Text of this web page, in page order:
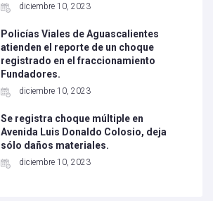
diciembre 10, 2023
Policías Viales de Aguascalientes
atienden el reporte de un choque
registrado en el fraccionamiento
Fundadores.
diciembre 10, 2023
Se registra choque múltiple en
Avenida Luis Donaldo Colosio, deja
sólo daños materiales.
diciembre 10, 2023